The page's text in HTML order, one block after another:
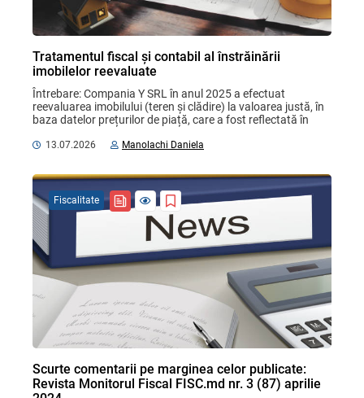
Tratamentul fiscal și contabil al înstrăinării
imobilelor reevaluate
Întrebare: Compania Y SRL în anul 2025 a efectuat
reevaluarea imobilului (teren și clădire) la valoarea justă, în
baza datelor prețurilor de piață, care a fost reflectată în
13.07.2026 Manolachi Daniela
Scurte comentarii pe marginea celor publicate:
Revista Monitorul Fiscal FISC.md nr. 3 (87) aprilie
Fiscalitate